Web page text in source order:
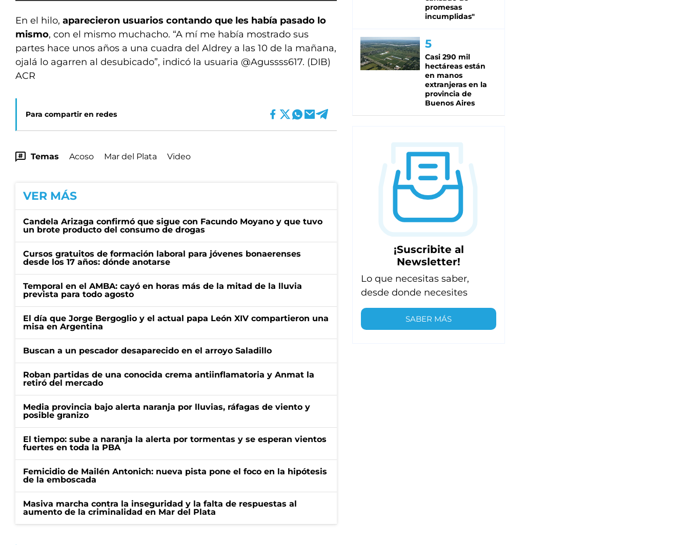
En el hilo, aparecieron usuarios contando que les había pasado lo
mismo, con el mismo muchacho. “A mí me había mostrado sus
partes hace unos años a una cuadra del Aldrey a las 10 de la mañana,
ojalá lo agarren al desubicado”, indicó la usuaria @Agussss617. (DIB)
ACR
Para compartir en redes
Temas Acoso Mar del Plata Video
VER MÁS
Candela Arizaga confirmó que sigue con Facundo Moyano y que tuvo
un brote producto del consumo de drogas
Cursos gratuitos de formación laboral para jóvenes bonaerenses
desde los 17 años: dónde anotarse
Temporal en el AMBA: cayó en horas más de la mitad de la lluvia
prevista para todo agosto
El día que Jorge Bergoglio y el actual papa León XIV compartieron una
misa en Argentina
Buscan a un pescador desaparecido en el arroyo Saladillo
Roban partidas de una conocida crema antiinflamatoria y Anmat la
retiró del mercado
Media provincia bajo alerta naranja por lluvias, ráfagas de viento y
posible granizo
El tiempo: sube a naranja la alerta por tormentas y se esperan vientos
fuertes en toda la PBA
Femicidio de Mailén Antonich: nueva pista pone el foco en la hipótesis
de la emboscada
Masiva marcha contra la inseguridad y la falta de respuestas al
aumento de la criminalidad en Mar del Plata
promesas
incumplidas"
Casi 290 mil
hectáreas están
en manos
extranjeras en la
provincia de
Buenos Aires
¡Suscribite al
Newsletter!
Lo que necesitas saber,
desde donde necesites
SABER MÁS